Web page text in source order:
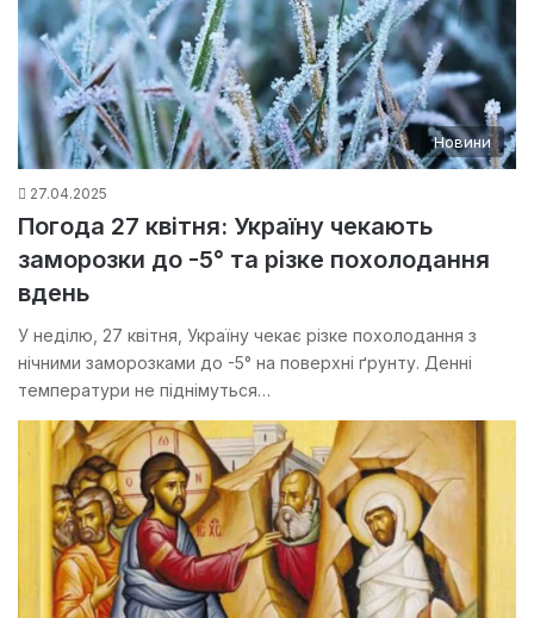
Новини
27.04.2025
Погода 27 квітня: Україну чекають
заморозки до -5° та різке похолодання
вдень
У неділю, 27 квітня, Україну чекає різке похолодання з
нічними заморозками до -5° на поверхні ґрунту. Денні
температури не піднімуться…